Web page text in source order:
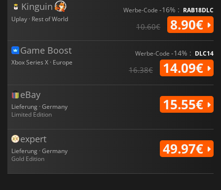
Kinguin
Uplay · Rest of World
Werbe-Code -16% : RAB18DLC
10.60€ 8.90€
Game Boost
Xbox Series X · Europe
Werbe-Code -14% : DLC14
16.38€ 14.09€
eBay
Lieferung · Germany
Limited Edition
15.55€
expert
Lieferung · Germany
Gold Edition
49.97€